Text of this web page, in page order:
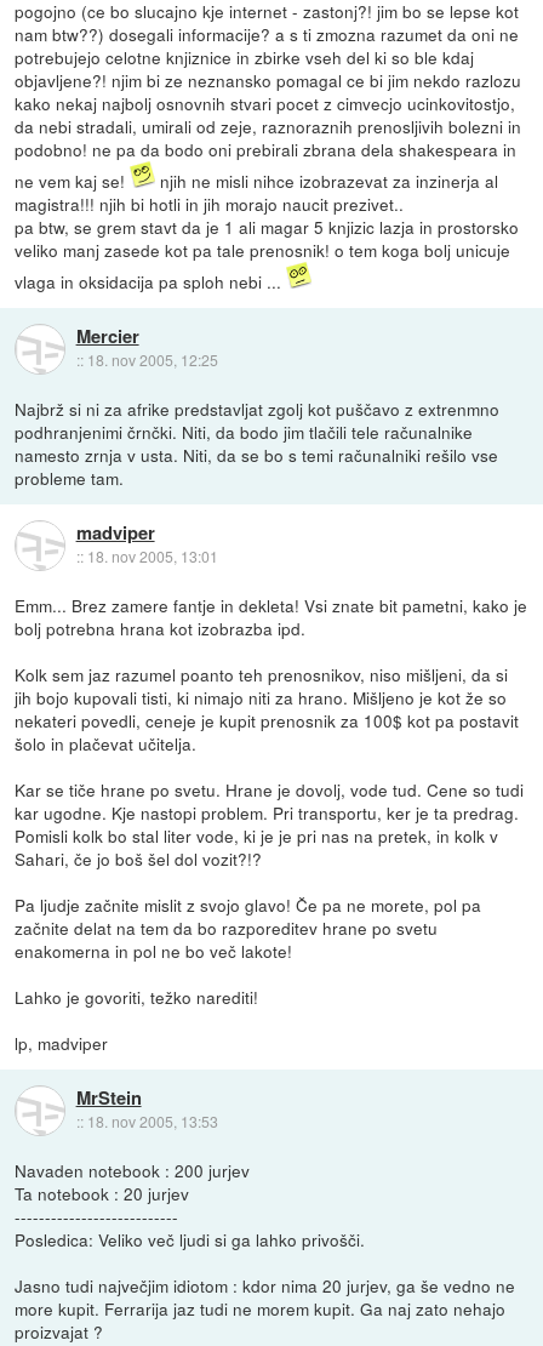
pogojno (ce bo slucajno kje internet - zastonj?! jim bo se lepse kot
nam btw??) dosegali informacije? a s ti zmozna razumet da oni ne
potrebujejo celotne knjiznice in zbirke vseh del ki so ble kdaj
objavljene?! njim bi ze neznansko pomagal ce bi jim nekdo razlozu
kako nekaj najbolj osnovnih stvari pocet z cimvecjo ucinkovitostjo,
da nebi stradali, umirali od zeje, raznoraznih prenosljivih bolezni in
podobno! ne pa da bodo oni prebirali zbrana dela shakespeara in
ne vem kaj se!
njih ne misli nihce izobrazevat za inzinerja al
magistra!!! njih bi hotli in jih morajo naucit prezivet..
pa btw, se grem stavt da je 1 ali magar 5 knjizic lazja in prostorsko
veliko manj zasede kot pa tale prenosnik! o tem koga bolj unicuje
vlaga in oksidacija pa sploh nebi ...
Mercier
:: 18. nov 2005, 12:25
Najbrž si ni za afrike predstavljat zgolj kot puščavo z extrenmno
podhranjenimi črnčki. Niti, da bodo jim tlačili tele računalnike
namesto zrnja v usta. Niti, da se bo s temi računalniki rešilo vse
probleme tam.
madviper
:: 18. nov 2005, 13:01
Emm... Brez zamere fantje in dekleta! Vsi znate bit pametni, kako je
bolj potrebna hrana kot izobrazba ipd.
Kolk sem jaz razumel poanto teh prenosnikov, niso mišljeni, da si
jih bojo kupovali tisti, ki nimajo niti za hrano. Mišljeno je kot že so
nekateri povedli, ceneje je kupit prenosnik za 100$ kot pa postavit
šolo in plačevat učitelja.
Kar se tiče hrane po svetu. Hrane je dovolj, vode tud. Cene so tudi
kar ugodne. Kje nastopi problem. Pri transportu, ker je ta predrag.
Pomisli kolk bo stal liter vode, ki je je pri nas na pretek, in kolk v
Sahari, če jo boš šel dol vozit?!?
Pa ljudje začnite mislit z svojo glavo! Če pa ne morete, pol pa
začnite delat na tem da bo razporeditev hrane po svetu
enakomerna in pol ne bo več lakote!
Lahko je govoriti, težko narediti!
lp, madviper
MrStein
:: 18. nov 2005, 13:53
Navaden notebook : 200 jurjev
Ta notebook : 20 jurjev
---------------------------
Posledica: Veliko več ljudi si ga lahko privošči.
Jasno tudi največjim idiotom : kdor nima 20 jurjev, ga še vedno ne
more kupit. Ferrarija jaz tudi ne morem kupit. Ga naj zato nehajo
proizvajat ?